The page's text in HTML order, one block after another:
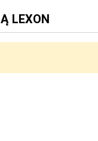
LEXON